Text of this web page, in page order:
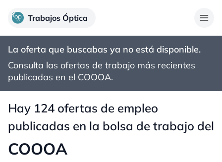
Trabajos Óptica
La oferta que buscabas ya no está disponible.
Consulta las ofertas de trabajo más recientes
publicadas en el COOOA.
Hay 124 ofertas de empleo
publicadas en la bolsa de trabajo del
COOOA